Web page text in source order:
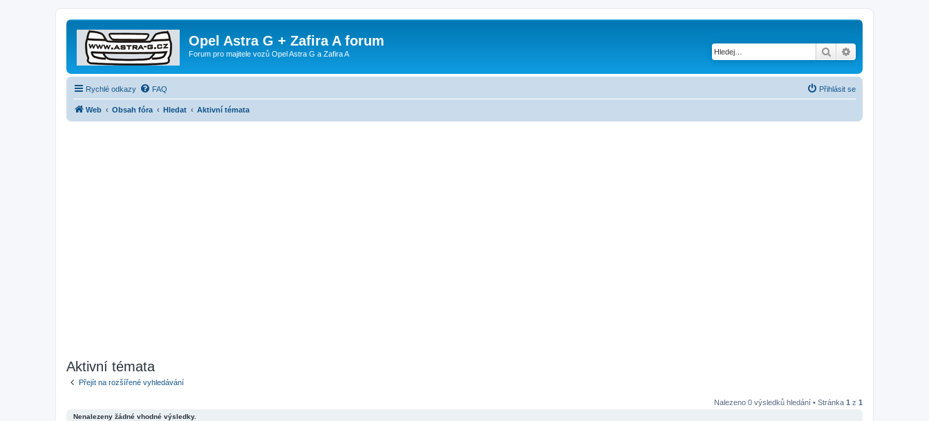
Opel Astra G + Zafira A forum
Forum pro majitele vozů Opel Astra G a Zafira A Hledat
Rychlé odkazy FAQ Přihlásit se
Web Obsah fóra Hledat Aktivní témata
Aktivní témata
Přejít na rozšířené vyhledávání
Nalezeno 0 výsledků hledání • Stránka 1 z 1
Nenalezeny žádné vhodné výsledky.